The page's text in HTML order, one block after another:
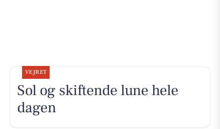
VEJRET
Sol og skiftende lune hele
dagen